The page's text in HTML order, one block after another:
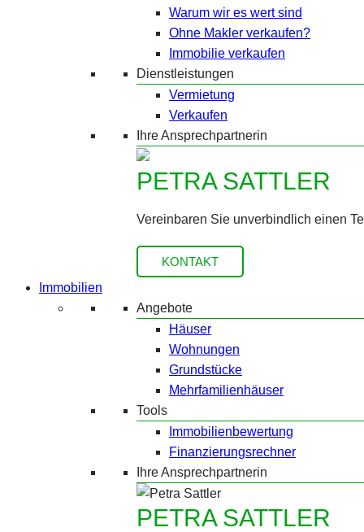
Warum wir es wert sind
Ohne Makler verkaufen?
Immobilie verkaufen
Dienstleistungen
Vermietung
Verkaufen
Ihre Ansprechpartnerin
PETRA SATTLER
Vereinbaren Sie unverbindlich einen
KONTAKT
Immobilien
Angebote
Häuser
Wohnungen
Grundstücke
Mehrfamilienhäuser
Tools
Immobilienbewertung
Finanzierungsrechner
Ihre Ansprechpartnerin
PETRA SATTLER